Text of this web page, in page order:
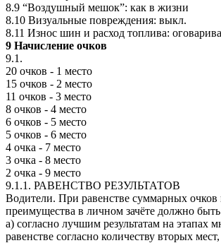
8.9 “Воздушный мешок”: как в жизни
8.10 Визуальные повреждения: выкл.
8.11 Износ шин и расход топлива:
9 Начисление очков
9.1.
20 очков - 1 место
15 очков - 2 место
11 очков - 3 место
8 очков - 4 место
6 очков - 5 место
5 очков - 6 место
4 очка - 7 место
3 очка - 8 место
2 очка - 9 место
9.1.1. РАВЕНСТВО РЕЗУЛЬТАТОВ
Водители. При равенстве суммарных
преимущества в личном зачёте должно
а) согласно лучшим результатам на этапах
равенстве согласно количеству вторых